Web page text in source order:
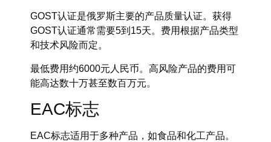
GOST认证是俄罗斯主要的产品质量认证。获得
GOST认证通常需要5到15天。费用根据产品类型
和技术风险而定。
最低费用约6000元人民币。高风险产品的费用可
能高达数十万甚至数百万元。
EAC标志
EAC标志适用于多种产品，如食品和化工产品。